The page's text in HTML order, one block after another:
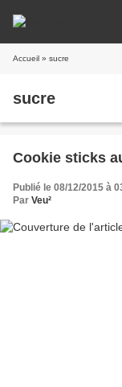
Accueil » sucre
sucre
Cookie sticks
Publié le 08/12/2015 à
Par Veu²